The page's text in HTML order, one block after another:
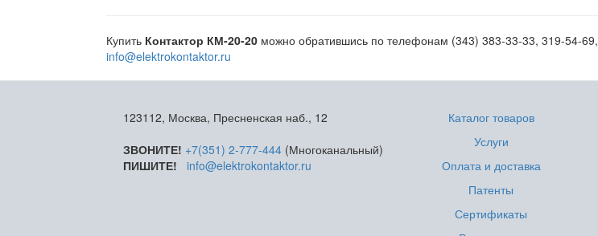
Купить Контактор КМ-20-20 можно обратившись по телефонам (343) 383-33-33, 319-54-
info@elektrokontaktor.ru
123112, Москва, Пресненская наб., 12
ЗВОНИТЕ! +7(351) 2-777-444 (Многоканальный)
ПИШИТЕ!
info@elektrokontaktor.ru
Каталог товаров
Услуги
Оплата и доставка
Патенты
Сертификаты